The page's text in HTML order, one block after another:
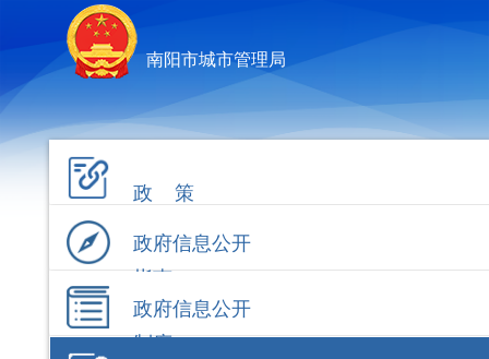
南阳市城市管理局
政 策
政府信息公开
指南
政府信息公开
制度